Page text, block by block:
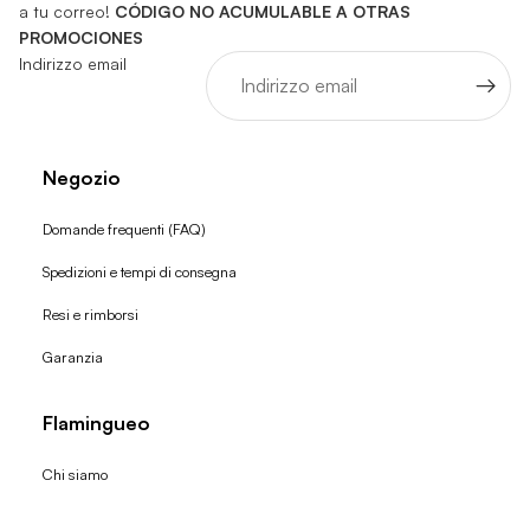
a tu correo! CÓDIGO NO ACUMULABLE A OTRAS
PROMOCIONES
Indirizzo email
Negozio
Domande frequenti (FAQ)
Spedizioni e tempi di consegna
Resi e rimborsi
Garanzia
Flamingueo
Chi siamo